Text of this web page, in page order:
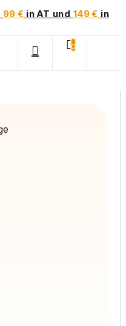
99 € in AT und 149 € in
0